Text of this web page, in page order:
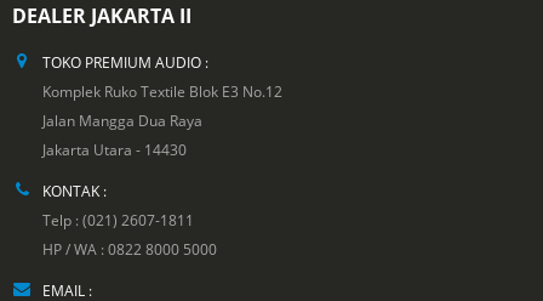
DEALER JAKARTA II
TOKO PREMIUM AUDIO :
Komplek Ruko Textile Blok E3 No.12
Jalan Mangga Dua Raya
Jakarta Utara - 14430
KONTAK :
Telp : (021) 2607-1811
HP / WA : 0822 8000 5000
EMAIL :